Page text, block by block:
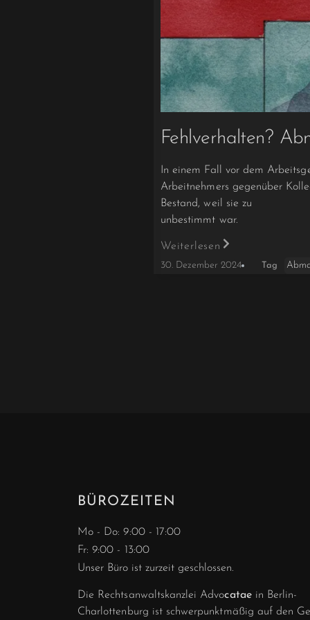
Fehlverhalten?
In einem Fall vor dem
Arbeitnehmers gegenüber
Bestand, weil sie zu
unbestimmt war.
Weiterlesen
30. Dezember 2024 Tag
BÜROZEITEN
Mo - Do: 9:00 - 17:00
Fr: 9:00 - 13:00
Unser Büro ist zurzeit geschlossen.
Die Rechtsanwaltskanzlei Advocataein Berlin-
Charlottenburg ist schwer­punkt­­mäßig auf den